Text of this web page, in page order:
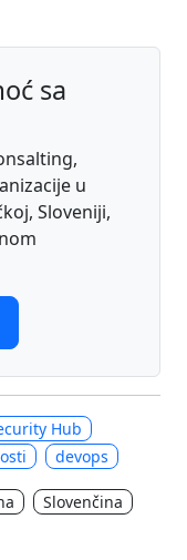
sa
u
Sloveniji,
Hub
devops
Slovenčina